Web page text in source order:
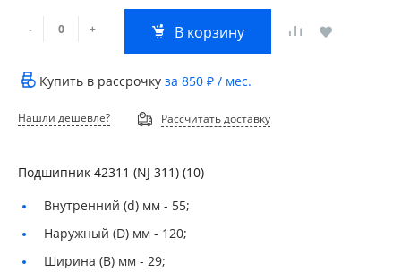
- + В корзину
Купить в рассрочку за 850 ₽ / мес.
Нашли дешевле? Рассчитать доставку
Подшипник 42311 (NJ 311) (10)
Внутренний (d) мм - 55;
Наружный (D) мм - 120;
Ширина (B) мм - 29;